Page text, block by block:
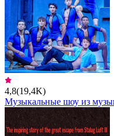
4,8(19,4K)
Музыкальные шоу из